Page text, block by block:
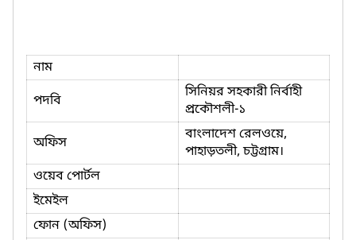
নাম
পদবি
সিনিয়র সহকারী নির্বাহী
প্রকৌশলী-১
অফিস
বাংলাদেশ রেলওয়ে,
পাহাড়তলী, চট্টগ্রাম।
ওয়েব পোর্টল
ইমেইল
ফোন (অফিস)